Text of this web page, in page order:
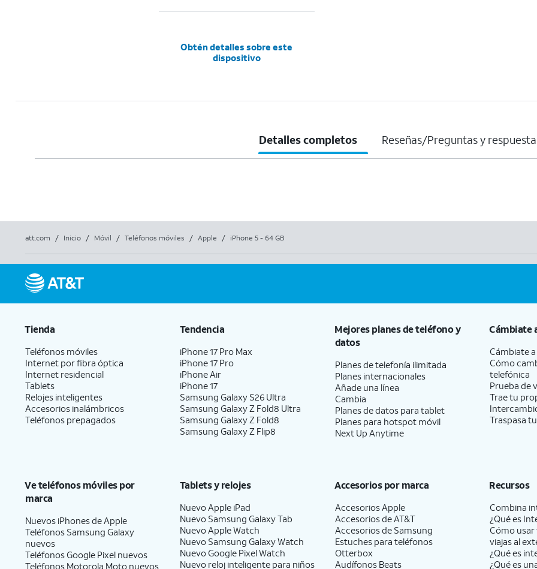
Obtén detalles sobre este
dispositivo
Detalles completos Reseñas/Preguntas y
att.com / Inicio / Móvil / Teléfonos móviles / Apple / iPhone 5 - 64 GB
Tienda
Teléfonos móviles
Internet por fibra óptica
Internet residencial
Tablets
Relojes inteligentes
Accesorios inalámbricos
Teléfonos prepagados
Tendencia
iPhone 17 Pro Max
iPhone 17 Pro
iPhone Air
iPhone 17
Samsung Galaxy S26 Ultra
Samsung Galaxy Z Fold8 Ultra
Samsung Galaxy Z Fold8
Samsung Galaxy Z Flip8
Mejores planes de teléfono y
datos
Planes de telefonía ilimitada
Planes internacionales
Añade una línea
Cambia
Planes de datos para tablet
Planes para hotspot móvil
Next Up Anytime
Cámbiate
Cámbiate
Cómo
telefónica
Prueba de
Trae tu
Traspasa
Ve teléfonos móviles por
marca
Nuevos iPhones de Apple
Teléfonos Samsung Galaxy
nuevos
Teléfonos Google Pixel nuevos
Teléfonos Motorola Moto nuevos
Tablets y relojes
Nuevo Apple iPad
Nuevo Samsung Galaxy Tab
Nuevo Apple Watch
Nuevo Samsung Galaxy Watch
Nuevo Google Pixel Watch
Nuevo reloj inteligente para niños
Accesorios por marca
Accesorios Apple
Accesorios deAT&T
Accesorios de Samsung
Estuches para teléfonos
Otterbox
Audífonos Beats
Recursos
Combina
¿Qué es
Cómo
viajas al
¿Qué es
¿Qué es